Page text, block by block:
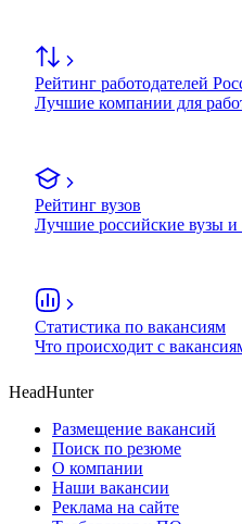
Рейтинг работодателей
Лучшие компании для
Рейтинг вузов
Лучшие российские вузы и
Статистика по вакансиям
Что происходит с
HeadHunter
Размещение вакансий
Поиск по резюме
О компании
Наши вакансии
Реклама на сайте